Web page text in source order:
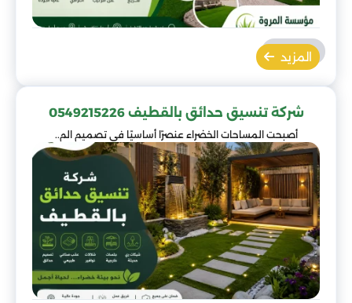
المزيد
شركة تنسيق حدائق بالقطيف 0549215226
أصبحت المساحات الخضراء عنصرًا أساسيًا في تصميم الم..